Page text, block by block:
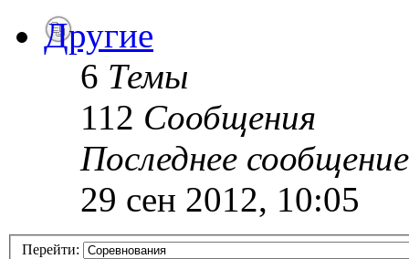
Другие
6 Темы
112 Сообщения
Последнее сообщение
29 сен 2012, 10:05
Перейти: